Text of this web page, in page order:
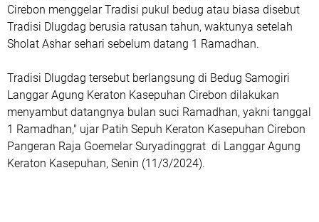
Cirebon menggelar Tradisi pukul bedug atau biasa disebut
Tradisi Dlugdag berusia ratusan tahun, waktunya setelah
Sholat Ashar sehari sebelum datang 1 Ramadhan.
Tradisi Dlugdag tersebut berlangsung di Bedug Samogiri
Langgar Agung Keraton Kasepuhan Cirebon dilakukan
menyambut datangnya bulan suci Ramadhan, yakni tanggal
1 Ramadhan," ujar Patih Sepuh Keraton Kasepuhan Cirebon
Pangeran Raja Goemelar Suryadinggrat di Langgar Agung
Keraton Kasepuhan, Senin (11/3/2024).